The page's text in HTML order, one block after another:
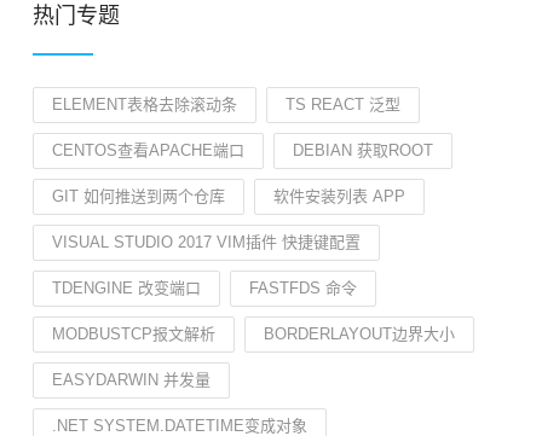
热门专题
ELEMENT表格去除滚动条 TS REACT 泛型
CENTOS查看APACHE端口 DEBIAN 获取ROOT
GIT 如何推送到两个仓库 软件安装列表 APP
VISUAL STUDIO 2017 VIM插件 快捷键配置
TDENGINE 改变端口 FASTFDS 命令
MODBUSTCP报文解析 BORDERLAYOUT边界大小
EASYDARWIN 并发量
.NET SYSTEM.DATETIME变成对象